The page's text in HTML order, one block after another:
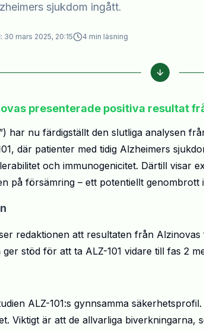
sjukdom ingått.
30 mars 2025, 20:15 4 min läsning
presenterade positiva resultat
”) har nu färdigställt den slutliga analysen
där patienter med tidig Alzheimers
och immunogenicitet. Därtill visar
på försämring – ett potentiellt genombrott
redaktionen att resultaten från Alzinovas
ger stöd för att ta ALZ-101 vidare till fas 2
ALZ-101:s gynnsamma
Viktigt är att de allvarliga